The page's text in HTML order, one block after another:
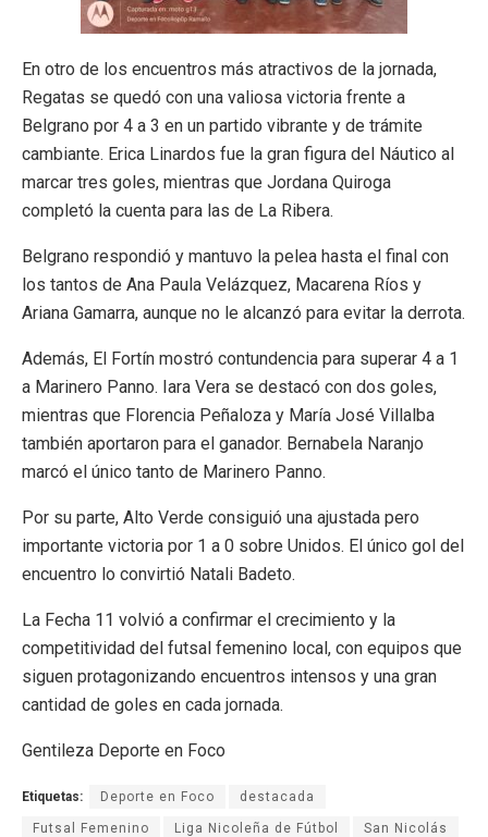
En otro de los encuentros más atractivos de la jornada,
Regatas se quedó con una valiosa victoria frente a
Belgrano por 4 a 3 en un partido vibrante y de trámite
cambiante. Erica Linardos fue la gran figura del Náutico al
marcar tres goles, mientras que Jordana Quiroga
completó la cuenta para las de La Ribera.
Belgrano respondió y mantuvo la pelea hasta el final con
los tantos de Ana Paula Velázquez, Macarena Ríos y
Ariana Gamarra, aunque no le alcanzó para evitar la derrota.
Además, El Fortín mostró contundencia para superar 4 a 1
a Marinero Panno. Iara Vera se destacó con dos goles,
mientras que Florencia Peñaloza y María José Villalba
también aportaron para el ganador. Bernabela Naranjo
marcó el único tanto de Marinero Panno.
Por su parte, Alto Verde consiguió una ajustada pero
importante victoria por 1 a 0 sobre Unidos. El único gol del
encuentro lo convirtió Natali Badeto.
La Fecha 11 volvió a confirmar el crecimiento y la
competitividad del futsal femenino local, con equipos que
siguen protagonizando encuentros intensos y una gran
cantidad de goles en cada jornada.
Gentileza Deporte en Foco
Etiquetas: Deporte en Foco destacada
Futsal Femenino Liga Nicoleña de Fútbol San Nicolás